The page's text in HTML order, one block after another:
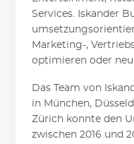
Services. Iskander
Marketing-,
optimieren oder
Das Team von
in München,
Zürich konnte den
zwischen 2016 und